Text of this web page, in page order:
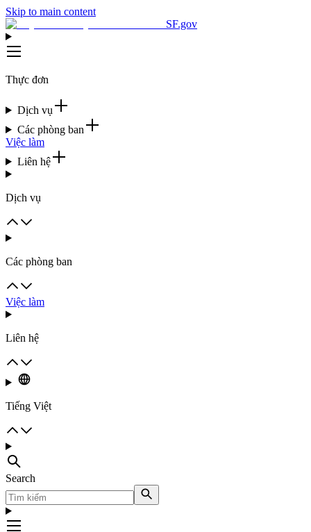
Skip to main content
SF.gov
Thực đơn
Dịch vụ
Các phòng ban
Việc làm
Liên hệ
Dịch vụ
Các phòng ban
Việc làm
Liên hệ
Tiếng Việt
Search